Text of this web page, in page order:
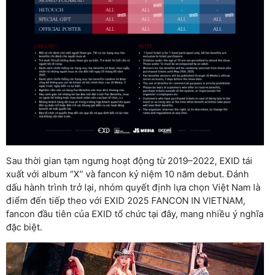
Sau thời gian tạm ngưng hoạt động từ 2019–2022, EXID tái
xuất với album “X” và fancon kỷ niệm 10 năm debut. Đánh
dấu hành trình trở lại, nhóm quyết định lựa chọn Việt Nam là
điểm đến tiếp theo với EXID 2025 FANCON IN VIETNAM,
fancon đầu tiên của EXID tổ chức tại đây, mang nhiều ý nghĩa
đặc biệt.